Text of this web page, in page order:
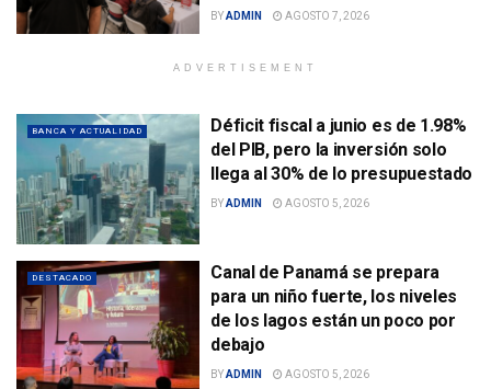
BYADMIN AGOSTO 7, 2026
ADVERTISEMENT
BANCA Y ACTUALIDAD
Déficit fiscal a junio es de 1.98%
del PIB, pero la inversión solo
llega al 30% de lo presupuestado
BYADMIN AGOSTO 5, 2026
DESTACADO
Canal de Panamá se prepara
para un niño fuerte, los niveles
de los lagos están un poco por
debajo
BYADMIN AGOSTO 5, 2026